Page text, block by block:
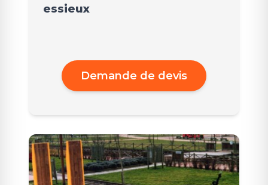
essieux
Demande de devis